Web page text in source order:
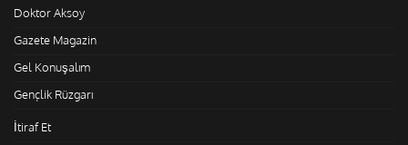
Doktor Aksoy
Gazete Magazin
Gel Konuşalım
Gençlik Rüzgarı
İtiraf Et